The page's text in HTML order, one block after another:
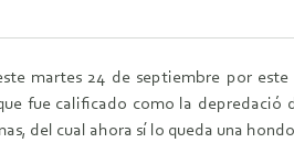
martes 24 de septiembre por
fue calificado como la depredació
del cual ahora sí lo queda una